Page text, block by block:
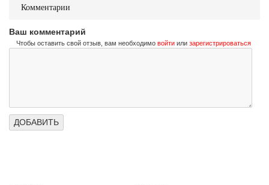
Комментарии
Ваш комментарий
Чтобы оставить свой отзыв, вам необходимо войти или зарегистрироваться